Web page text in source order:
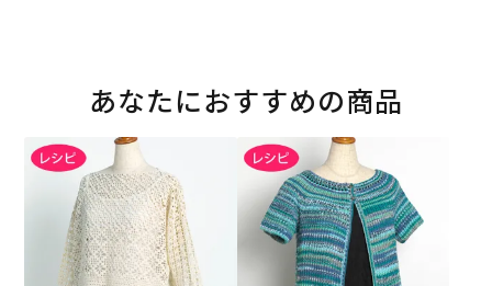
あなたにおすすめの商品